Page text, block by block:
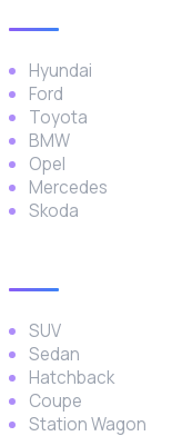
Hyundai
Ford
Toyota
BMW
Opel
Mercedes
Skoda
SUV
Sedan
Hatchback
Coupe
Station Wagon